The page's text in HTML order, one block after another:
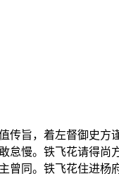
传旨，着左督御史方
慢。铁飞花请得尚
同。铁飞花住进杨